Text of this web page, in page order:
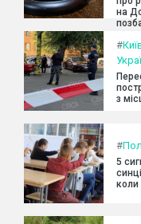
на
#
з
#
5
коли